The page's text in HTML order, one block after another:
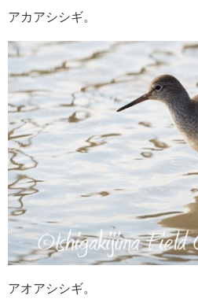
アカアシシギ。
アオアシシギ。